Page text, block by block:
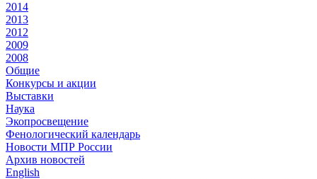
2014
2013
2012
2009
2008
Общие
Конкурсы и акции
Выставки
Наука
Экопросвещение
Фенологический календарь
Новости МПР России
Архив новостей
English